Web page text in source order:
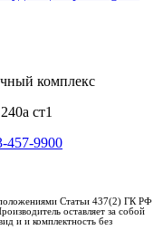
комплекс
ст1
457-9900
Статьи 437(2) ГК РФ
оставляет за собой
и и комплектность без